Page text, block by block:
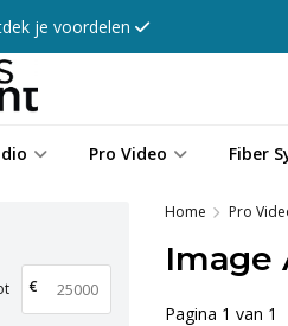
je voordelen
Pro Video Fiber
€
Home Pro
Image
Pagina 1 van 1